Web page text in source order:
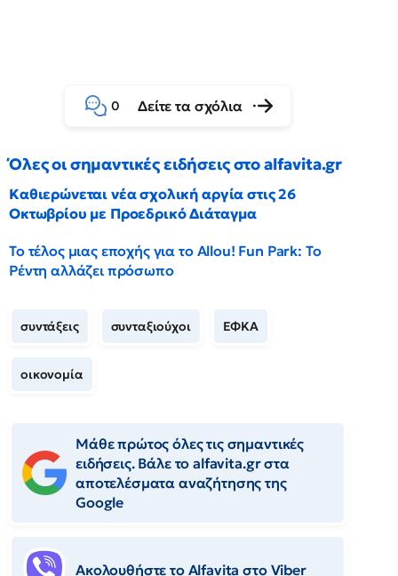
0 Δείτε τα σχόλια
Όλες οι σημαντικές ειδήσεις στο alfavita.gr
Καθιερώνεται νέα σχολική αργία στις 26
Οκτωβρίου με Προεδρικό Διάταγμα
Το τέλος μιας εποχής για το Allou! Fun Park: Το
Ρέντη αλλάζει πρόσωπο
συντάξεις συνταξιούχοι ΕΦΚΑ
οικονομία
Μάθε πρώτος όλες τις σημαντικές
ειδήσεις. Βάλε το alfavita.gr στα
αποτελέσματα αναζήτησης της
Google
Ακολουθήστε το Αlfavita στο Viber